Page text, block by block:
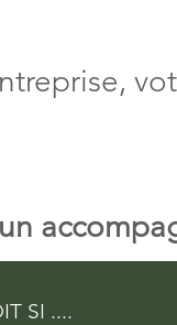
SI ....